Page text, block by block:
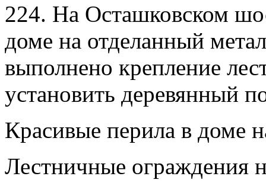
224. На Осташковском
доме на отделанный
выполнено крепление
установить деревянный
Красивые перила в доме
Лестничные ограждения